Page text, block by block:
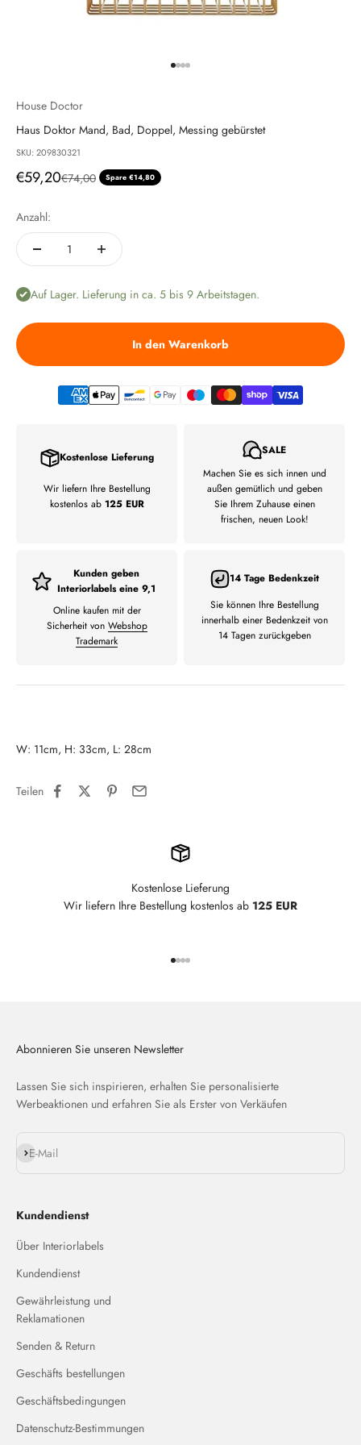
House Doctor
Haus Doktor Mand, Bad, Doppel, Messing gebürstet
SKU: 209830321
Angebot
€59,20Regulärer Preis
€74,00 Spare €14,80
Anzahl:
Auf Lager. Lieferung in ca. 5 bis 9 Arbeitstagen.
In den Warenkorb
Kostenlose Lieferung
Wir liefern Ihre Bestellung
kostenlos ab 125 EUR
SALE
Machen Sie es sich innen und
außen gemütlich und geben
Sie Ihrem Zuhause einen
frischen, neuen Look!
Kunden geben
Interiorlabels eine 9,1
Online kaufen mit der
Sicherheit von Webshop
Trademark
14 Tage Bedenkzeit
Sie können Ihre Bestellung
innerhalb einer Bedenkzeit von
14 Tagen zurückgeben
W: 11cm, H: 33cm, L: 28cm
Teilen
Kostenlose Lieferung
Wir liefern Ihre Bestellung kostenlos ab 125 EUR
Abonnieren Sie unseren Newsletter
Lassen Sie sich inspirieren, erhalten Sie personalisierte
Werbeaktionen und erfahren Sie als Erster von Verkäufen
E-Mail
Abonnieren
Kundendienst
Über Interiorlabels
Kundendienst
Gewährleistung und
Reklamationen
Senden & Return
Geschäfts bestellungen
Geschäftsbedingungen
Datenschutz-Bestimmungen